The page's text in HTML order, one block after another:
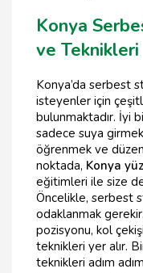
Konya
ve Teknikleri
Konya’da serbest
isteyenler için
bulunmaktadır. İyi
sadece suya
öğrenmek ve
noktada, Konya
eğitimleri ile size
Öncelikle, serbest
odaklanmak
pozisyonu, kol
teknikleri yer alır.
teknikleri adım